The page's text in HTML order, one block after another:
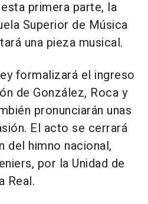
primera parte, la
Superior de Música
una pieza musical.
formalizará el ingreso
de González, Roca y
pronunciarán unas
El acto se cerrará
del himno nacional,
por la Unidad de
Real.